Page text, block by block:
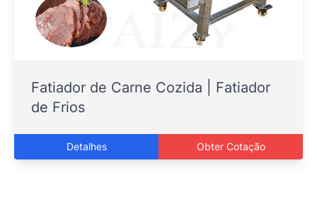
Fatiador de Carne Cozida | Fatiador
de Frios
Detalhes Obter Cotação